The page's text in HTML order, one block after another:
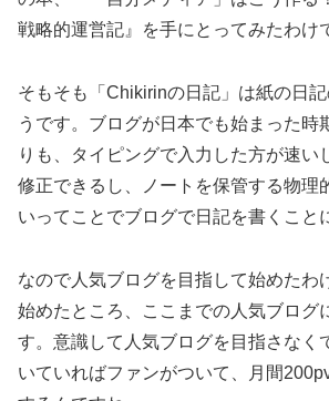
戦略的運営記』を手にとってみたわけ
そもそも「Chikirinの日記」は紙の日
うです。ブログが日本でも始まった時
りも、タイピングで入力した方が速い
修正できるし、ノートを保管する物理
いってことでブログで日記を書くこと
なので人気ブログを目指して始めたわ
始めたところ、ここまでの人気ブログ
す。意識して人気ブログを目指さなく
いていればファンがついて、月間